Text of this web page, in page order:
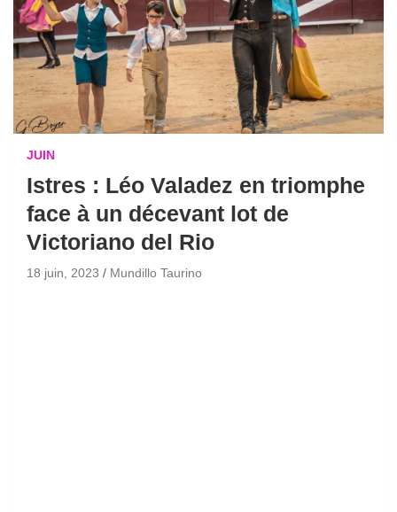
JUIN
Istres : Léo Valadez en triomphe
face à un décevant lot de
Victoriano del Rio
18 juin, 2023 Mundillo Taurino